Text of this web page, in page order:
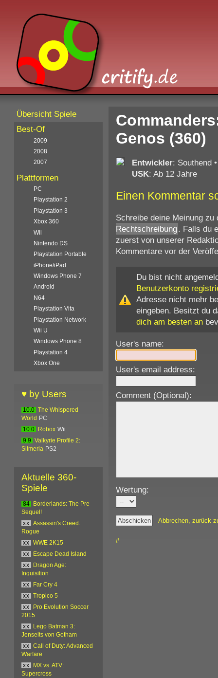
Genos (360)
Entwickler: Southend
USK: Ab 12 Jahre
Einen Kommentar
Schreibe deine Meinung
Rechtschreibung. Falls du
zuerst von unserer
Kommentare vor der
Du bist nicht
Benutzerkonto
Adresse nicht mehr
eingeben. Besitzt du
dich am besten an
User's name:
User's email address:
Comment (Optional):
Wertung:
Abbrechen, zurück
#
Übersicht Spiele
Best-Of
2009
2008
2007
Plattformen
PC
Playstation 2
Playstation 3
Xbox 360
Wii
Nintendo DS
Playstation Portable
iPhone/iPad
Windows Phone 7
Android
N64
Playstation Vita
Playstation Network
Wii U
Windows Phone 8
Playstation 4
Xbox One
♥ by Users
10.0
The Whispered
World
PC
10.0
Robox Wii
9.9
Valkyrie Profile 2:
Silmeria PS2
Aktuelle 360-
Spiele
84
Borderlands: The Pre-
Sequel!
xx
Assassin's Creed:
Rogue
xx
WWE 2K15
xx
Escape Dead Island
xx
Dragon Age:
Inquisition
xx
Far Cry 4
xx
Tropico 5
xx
Pro Evolution Soccer
2015
xx
Lego Batman 3:
Jenseits von Gotham
xx
Call of Duty: Advanced
Warfare
xx
MX vs. ATV:
Supercross